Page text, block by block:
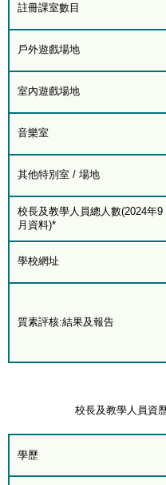
註冊課室數目
戶外遊戲場地
室內遊戲場地
音樂室
其他特別室 / 場地
校長及教學人員總人數(2024年9
月資料)*
學校網址
質素評核:結果及報告
校長及教學人員資
學歷